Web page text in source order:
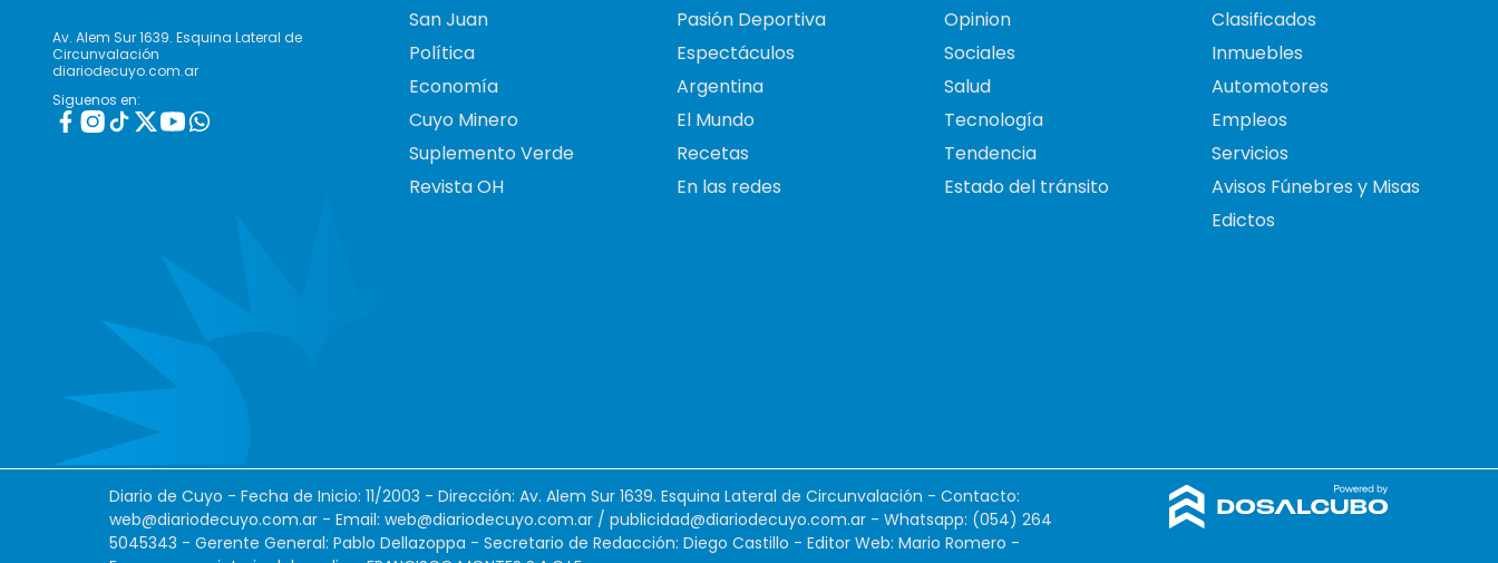
Av. Alem Sur 1639. Esquina Lateral de
Circunvalación
diariodecuyo.com.ar
Siguenos en:
San Juan
Política
Economía
Cuyo Minero
Suplemento Verde
Revista OH
Pasión Deportiva
Espectáculos
Argentina
El Mundo
Recetas
En las redes
Opinion
Sociales
Salud
Tecnología
Tendencia
Estado del tránsito
Clasificados
Inmuebles
Automotores
Empleos
Servicios
Avisos Fúnebres y Misas
Edictos
Diario de Cuyo - Fecha de Inicio: 11/2003 - Dirección: Av. Alem Sur 1639. Esquina Lateral de Circunvalación - Contacto:
web@diariodecuyo.com.ar - Email: web@diariodecuyo.com.ar / publicidad@diariodecuyo.com.ar - Whatsapp: (054) 264
5045343 - Gerente General: Pablo Dellazoppa - Secretario de Redacción: Diego Castillo - Editor Web: Mario Romero -